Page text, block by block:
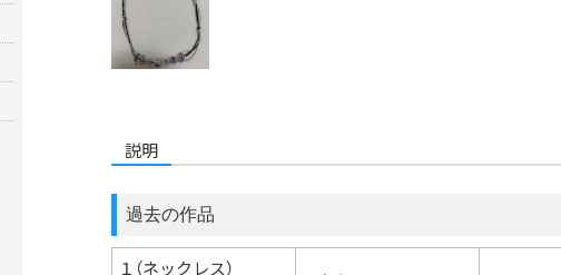
説明
過去の作品
１（ネックレス）